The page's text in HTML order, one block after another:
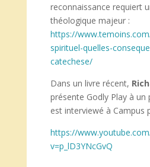
reconnaissance requiert
théologique majeur :
https://
spirituel-quelles-
catechese/
Dans un livre récent,
présente Godly Play à un
est interviewé à Campus
https://
v=p_lD3YNcGvQ